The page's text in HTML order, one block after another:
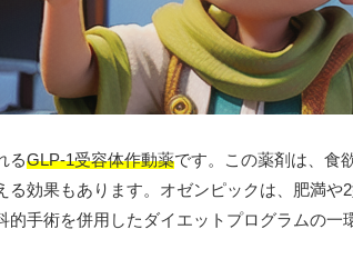
るGLP-1受容体作動薬です。この薬剤は、食
効果もあります。オゼンピックは、肥満
手術を併用したダイエットプログラムの一